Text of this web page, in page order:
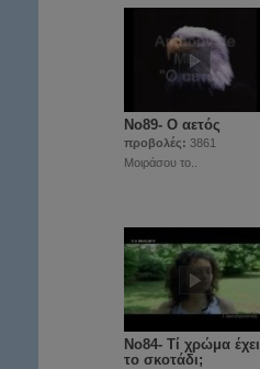
No89- Ο αετός
προβολές: 3861
Μοιράσου το..
Νο84- Τί χρώμα έχει
το σκοτάδι;